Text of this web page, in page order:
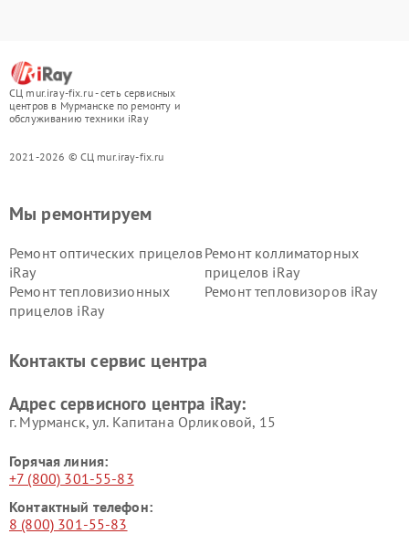
СЦ mur.iray-fix.ru - сеть сервисных
центров в Мурманске по ремонту и
обслуживанию техники iRay
2021-2026 © СЦ mur.iray-fix.ru
Мы ремонтируем
Ремонт оптических прицелов
iRay
Ремонт коллиматорных
прицелов iRay
Ремонт тепловизионных
прицелов iRay
Ремонт тепловизоров iRay
Контакты сервис центра
Адрес сервисного центра iRay:
г. Мурманск, ул. Капитана Орликовой, 15
Горячая линия:
+7 (800) 301-55-83
Контактный телефон:
8 (800) 301-55-83